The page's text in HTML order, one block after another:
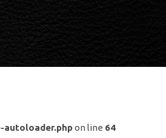
on line 64